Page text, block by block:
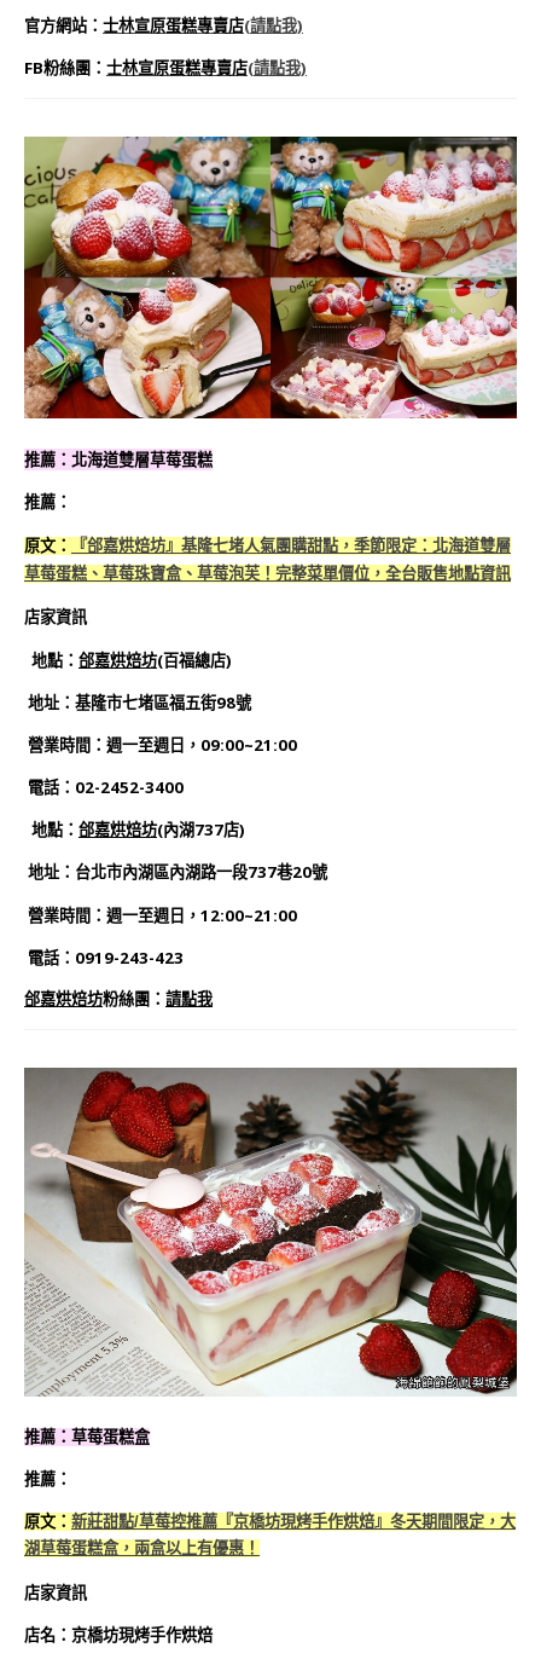
官方網站： 士林宣原蛋糕專賣店(請點我)
FB粉絲團： 士林宣原蛋糕專賣店(請點我)
推薦：北海道雙層草莓蛋糕
推薦：
原文：
『郃嘉烘焙坊』基隆七堵人氣團購甜點，季節限定：北海道雙層
草莓蛋糕、草莓珠寶盒、草莓泡芙！完整菜單價位，全台販售地點資訊
店家資訊
地點： 郃嘉烘焙坊(百福總店)
地址：基隆市七堵區福五街98號
營業時間：週一至週日，09:00~21:00
電話：02-2452-3400
地點： 郃嘉烘焙坊(內湖737店)
地址：台北市內湖區內湖路一段737巷20號
營業時間：週一至週日，12:00~21:00
電話：0919-243-423
郃嘉烘焙坊粉絲團： 請點我
推薦：草莓蛋糕盒
推薦：
原文： 新莊甜點/草莓控推薦『京橋坊現烤手作烘焙』冬天期間限定，大
湖草莓蛋糕盒，兩盒以上有優惠！
店家資訊
店名：京橋坊現烤手作烘焙